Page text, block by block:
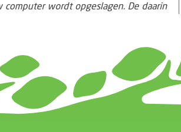
wordt opgeslagen. De daarin